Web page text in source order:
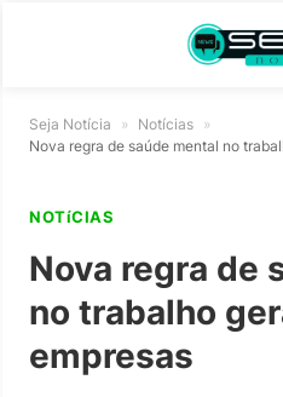
Seja Notícia » Notícias »
Nova regra de saúde mental no
NOTíCIAS
Nova regra de
no trabalho
empresas